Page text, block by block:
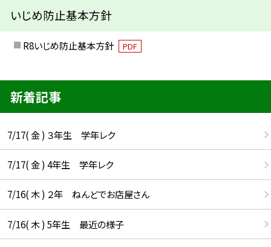
いじめ防止基本方針
R8いじめ防止基本方針 PDF
新着記事
7/17( 金 ) ３年生 学年レク
7/17( 金 ) 4年生 学年レク
7/16( 木 ) ２年 ねんどでお店屋さん
7/16( 木 ) 5年生 最近の様子